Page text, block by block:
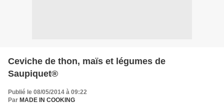
Ceviche de thon, maïs et légumes de
Saupiquet®
Publié le 08/05/2014 à 09:22
Par MADE IN COOKING